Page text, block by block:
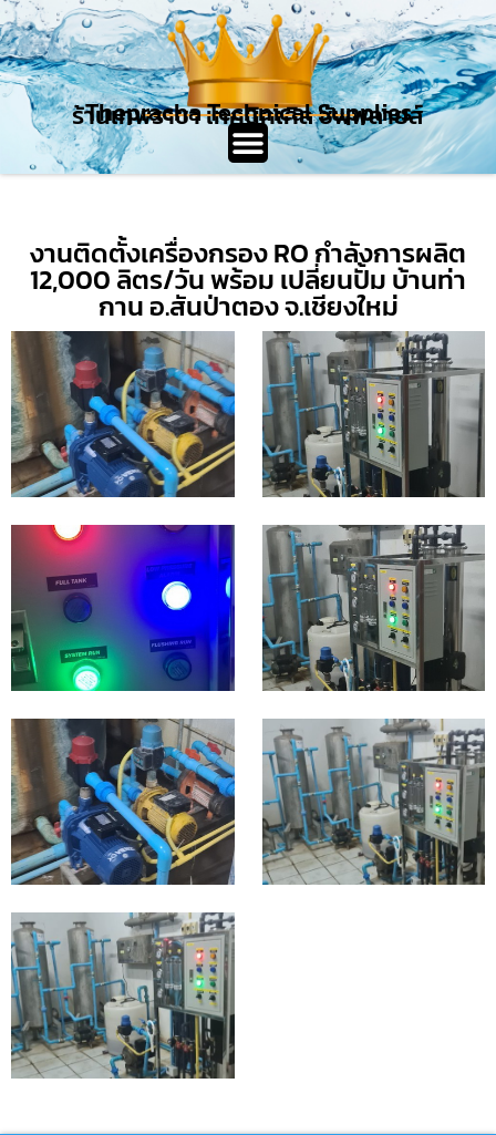
ร้านเทพราชา เทคนิคเคิล ซัพพลายส์
Thepracha Technical Supplies
งานติดตั้งเครื่องกรอง RO กำลังการผลิต
12,000 ลิตร/วัน พร้อม เปลี่ยนปั้ม บ้านท่า
กาน อ.สันป่าตอง จ.เชียงใหม่